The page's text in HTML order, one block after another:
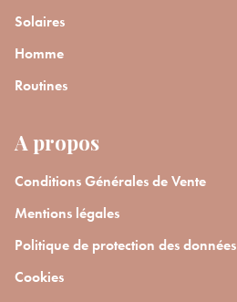
Solaires
Homme
Routines
A propos
Conditions Générales de Vente
Mentions légales
Politique de protection des données
Cookies